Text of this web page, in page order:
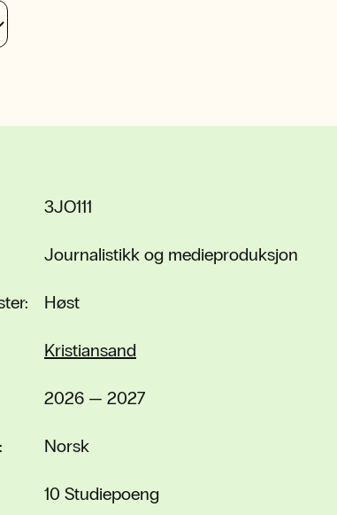
3JO111
Journalistikk og medieproduksjon
Høst
Kristiansand
2026 — 2027
Norsk
10 Studiepoeng